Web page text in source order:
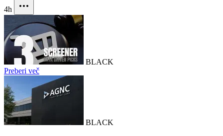
4h
BLACK
Preberi več
BLACK